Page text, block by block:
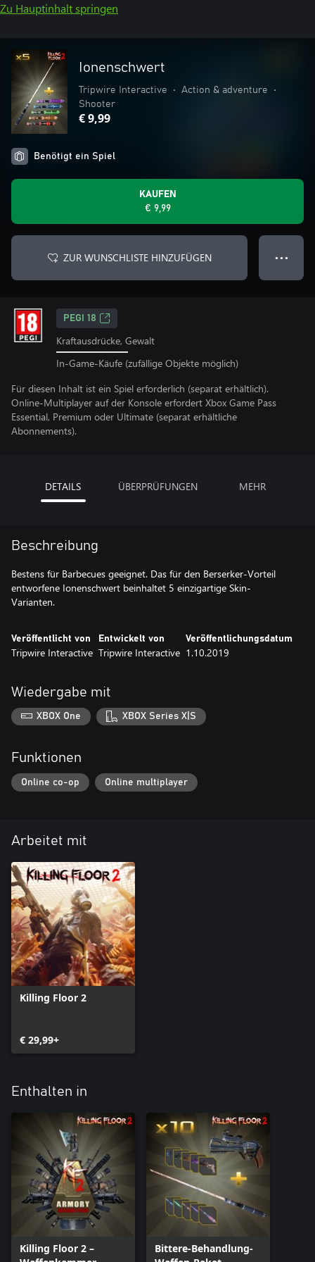
Zu Hauptinhalt springen
Ionenschwert
Tripwire Interactive • Action & adventure
•
Shooter
€ 9,99
Benötigt ein Spiel
KAUFEN
€ 9,99
ZUR WUNSCHLISTE HINZUFÜGEN ● ● ●
PEGI 18
Kraftausdrücke, Gewalt
In-Game-Käufe (zufällige Objekte möglich)
Für diesen Inhalt ist ein Spiel erforderlich (separat erhältlich).
Online-Multiplayer auf der Konsole erfordert Xbox Game Pass
Essential, Premium oder Ultimate (separat erhältliche
Abonnements).
DETAILS ÜBERPRÜFUNGEN MEHR
Beschreibung
Bestens für Barbecues geeignet. Das für den Berserker-Vorteil
entworfene Ionenschwert beinhaltet 5 einzigartige Skin-
Varianten.
Veröffentlicht von
Tripwire Interactive
Entwickelt von
Tripwire Interactive
Veröffentlichungsdatum
1.10.2019
Wiedergabe mit
XBOX One XBOX Series X|S
Funktionen
Online co-op Online multiplayer
Arbeitet mit
Killing Floor 2
€ 29,99+
Enthalten in
Killing Floor 2 –
Bittere-Behandlung-